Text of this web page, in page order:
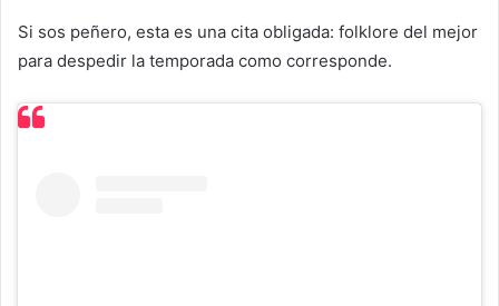
Si sos peñero, esta es una cita obligada: folklore del mejor
para despedir la temporada como corresponde.